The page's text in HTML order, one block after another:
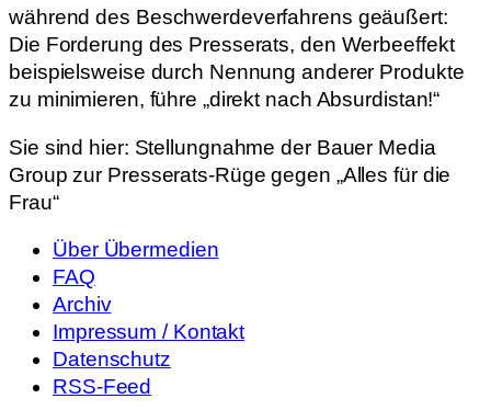
während des Beschwerdeverfahrens geäußert:
Die Forderung des Presserats, den Werbeeffekt
beispielsweise durch Nennung anderer Produkte
zu minimieren, führe „direkt nach Absurdistan!“
Sie sind hier: Stellungnahme der Bauer Media
Group zur Presserats-Rüge gegen „Alles für die
Frau“
Über Übermedien
FAQ
Archiv
Impressum / Kontakt
Datenschutz
RSS-Feed